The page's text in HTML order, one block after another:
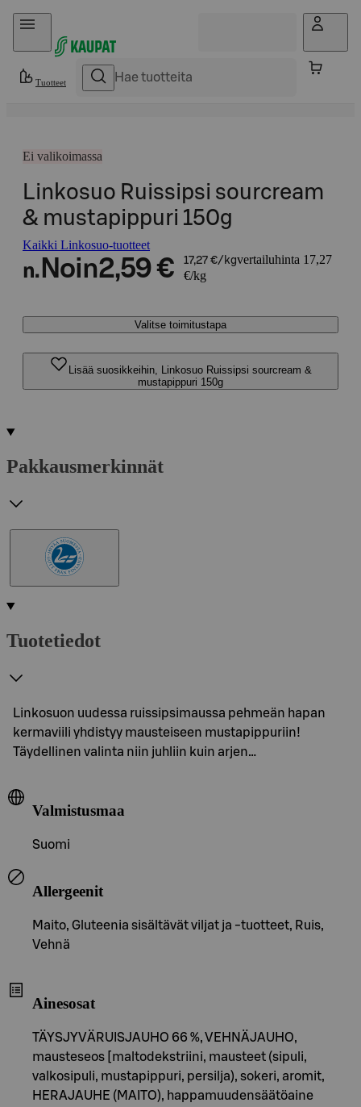
Hyppää sisältöön
Tuotteet
Ei valikoimassa
Linkosuo Ruissipsi sourcream
& mustapippuri 150g
Kaikki Linkosuo-tuotteet
n. Noin2,59 € 17,27 €/kgvertailuhinta 17,27
€/kg
Valitse toimitustapa
Lisää suosikkeihin, Linkosuo Ruissipsi sourcream &
mustapippuri 150g
Pakkausmerkinnät
Tuotetiedot
Linkosuon uudessa ruissipsimaussa pehmeän hapan
kermaviili yhdistyy mausteiseen mustapippuriin!
Täydellinen valinta niin juhliin kuin arjen…
Valmistusmaa
Suomi
Allergeenit
Maito, Gluteenia sisältävät viljat ja -tuotteet, Ruis,
Vehnä
Ainesosat
TÄYSJYVÄRUISJAUHO 66 %, VEHNÄJAUHO,
mausteseos [maltodekstriini, mausteet (sipuli,
valkosipuli, mustapippuri, persilja), sokeri, aromit,
HERAJAUHE (MAITO), happamuudensäätöaine